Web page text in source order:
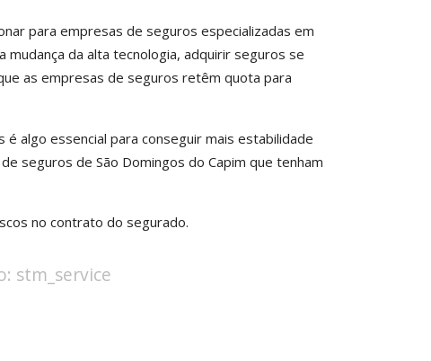
para empresas de seguros especializadas em
mudança da alta tecnologia, adquirir seguros se
as empresas de seguros retêm quota para
algo essencial para conseguir mais estabilidade
seguros de São Domingos do Capim que tenham
no contrato do segurado.
stm_service